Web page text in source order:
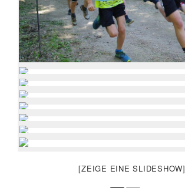
[ZEIGE EINE SLIDESHOW]